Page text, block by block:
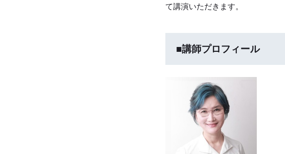
て講演いただきます。
■講師プロフィール